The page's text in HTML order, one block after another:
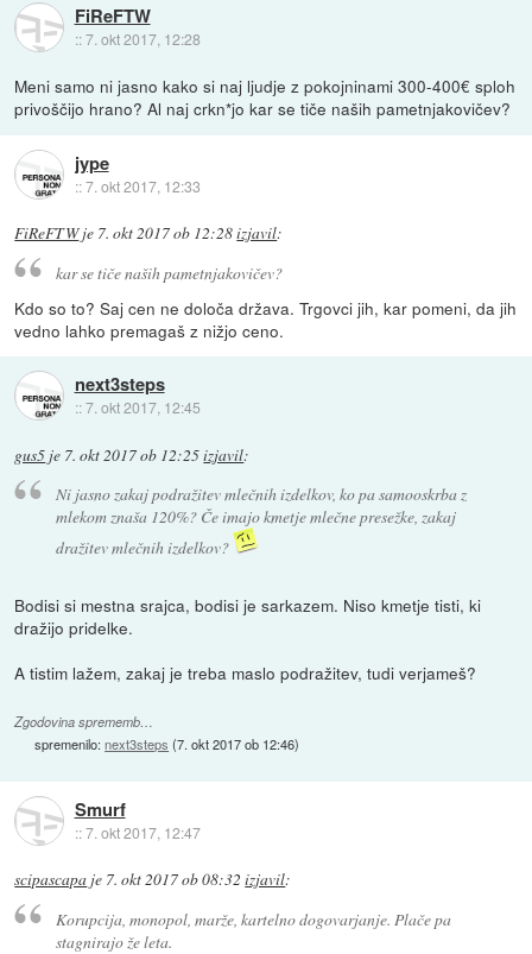
FiReFTW
::7. okt 2017, 12:28
Meni samo ni jasno kako si naj ljudje z pokojninami 300-400€ sploh
privoščijo hrano? Al naj crkn*jo kar se tiče naših pametnjakovičev?
jype
::7. okt 2017, 12:33
FiReFTWje 7. okt 2017 ob 12:28izjavil:
kar se tiče naših pametnjakovičev?
Kdo so to? Saj cen ne določa država. Trgovci jih, kar pomeni, da jih
vedno lahko premagaš z nižjo ceno.
next3steps
::7. okt 2017, 12:45
gus5 je 7. okt 2017 ob 12:25izjavil:
Ni jasno zakaj podražitev mlečnih izdelkov, ko pa samooskrba z
mlekom znaša 120%? Če imajo kmetje mlečne presežke, zakaj
dražitev mlečnih izdelkov?
Bodisi si mestna srajca, bodisi je sarkazem. Niso kmetje tisti, ki
dražijo pridelke.
A tistim lažem, zakaj je treba maslo podražitev, tudi verjameš?
Zgodovina sprememb…
spremenilo:next3steps (7. okt 2017 ob 12:46)
Smurf
::7. okt 2017, 12:47
scipascapa je 7. okt 2017 ob 08:32 izjavil:
Korupcija, monopol, marže, kartelno dogovarjanje. Plače pa
stagnirajo že leta.